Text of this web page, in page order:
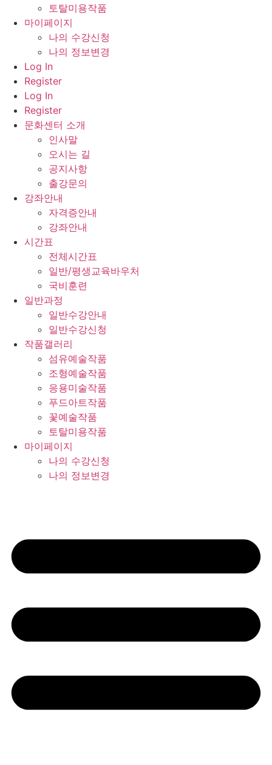
토탈미용작품
마이페이지
나의 수강신청
나의 정보변경
Log In
Register
Log In
Register
문화센터 소개
인사말
오시는 길
공지사항
출강문의
강좌안내
자격증안내
강좌안내
시간표
전체시간표
일반/평생교육바우처
국비훈련
일반과정
일반수강안내
일반수강신청
작품갤러리
섬유예술작품
조형예술작품
응용미술작품
푸드아트작품
꽃예술작품
토탈미용작품
마이페이지
나의 수강신청
나의 정보변경